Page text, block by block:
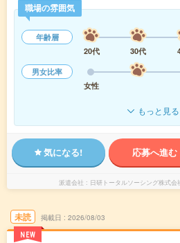
職場の雰囲気
年齢層
20代
30代
男女比率
女性
もっと見る
気になる! 応募へ進む
派遣会社 日研トータルソーシング株式
未読
NEW
掲載日 2026/08/03